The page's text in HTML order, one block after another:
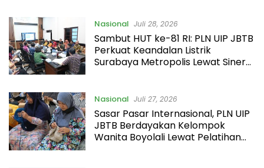
Nasional Juli 28, 2026
Sambut HUT ke-81 RI: PLN UIP JBTB
Perkuat Keandalan Listrik
Surabaya Metropolis Lewat Sinergi
Nasional Juli 27, 2026
Sasar Pasar Internasional, PLN UIP
JBTB Berdayakan Kelompok
Wanita Boyolali Lewat Pelatihan